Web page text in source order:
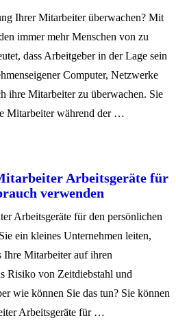
Ihrer Mitarbeiter überwachen? Mit
immer mehr Menschen von zu
dass Arbeitgeber in der Lage sein
Computer, Netzwerke
ihre Mitarbeiter zu überwachen. Sie
Mitarbeiter während der …
Arbeitsgeräte für
verwenden
Arbeitsgeräte für den persönlichen
ein kleines Unternehmen leiten,
Ihre Mitarbeiter auf ihren
Risiko von Zeitdiebstahl und
wie können Sie das tun? Sie können
Arbeitsgeräte für …